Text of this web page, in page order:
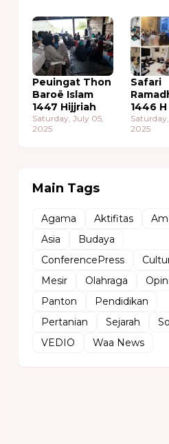
Peuingat Thon
Baroë Islam
1447 Hijjriah
Saturday, July 05,
2025
Safari
1446
M
2025
Main Tags
Agama Aktifitas
Asia
Budaya
ConferencePress
Mesir
Olahraga
Opini
Panton
Pendidikan
Pertanian
Sejarah
VEDIO
Waa News